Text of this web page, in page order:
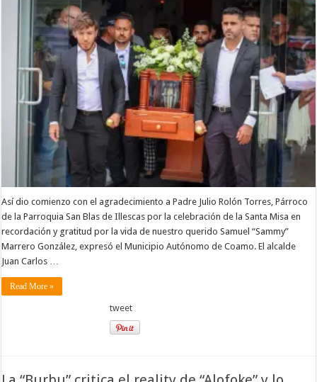
Así dio comienzo con el agradecimiento a Padre Julio Rolón Torres, Párroco
de la Parroquia San Blas de Illescas por la celebración de la Santa Misa en
recordación y gratitud por la vida de nuestro querido Samuel “Sammy”
Marrero González, expresó el Municipio Autónomo de Coamo. El alcalde
Juan Carlos …
Read More »
tweet